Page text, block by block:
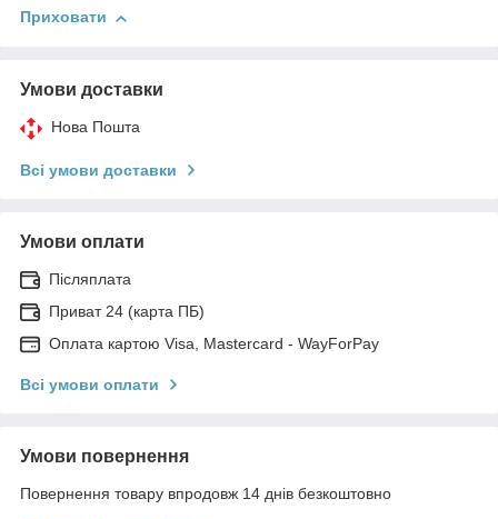
Приховати
Умови доставки
Нова Пошта
Всі умови доставки
Умови оплати
Післяплата
Приват 24 (карта ПБ)
Оплата картою Visa, Mastercard - WayForPay
Всі умови оплати
Умови повернення
Повернення товару впродовж 14 днів безкоштовно